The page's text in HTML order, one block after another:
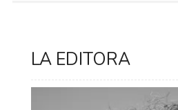
LA EDITORA